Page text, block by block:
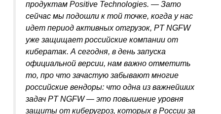
продуктам Positive Technologies. — Зато
сейчас мы подошли к той точке, когда у нас
идет период активных отгрузок, PT NGFW
уже защищает российские компании от
кибератак. А сегодня, в день запуска
официальной версии, нам важно отметить
то, про что зачастую забывают многие
российские вендоры: что одна из важнейших
задач PT NGFW — это повышение уровня
защиты от киберугроз, которых в России за